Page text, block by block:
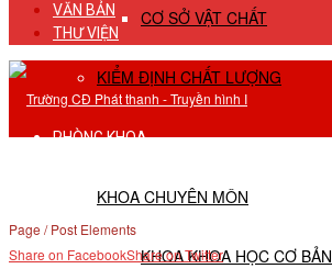
CƠ SỞ VẬT CHẤT
KIỂM ĐỊNH CHẤT LƯỢNG
PHÒNG KHOA
KHOA CHUYÊN MÔN
KHOA KHOA HỌC CƠ BẢN
VĂN BẢN
THƯ VIỆN
Page / Post Elements
Share on FacebookShare on Twitter